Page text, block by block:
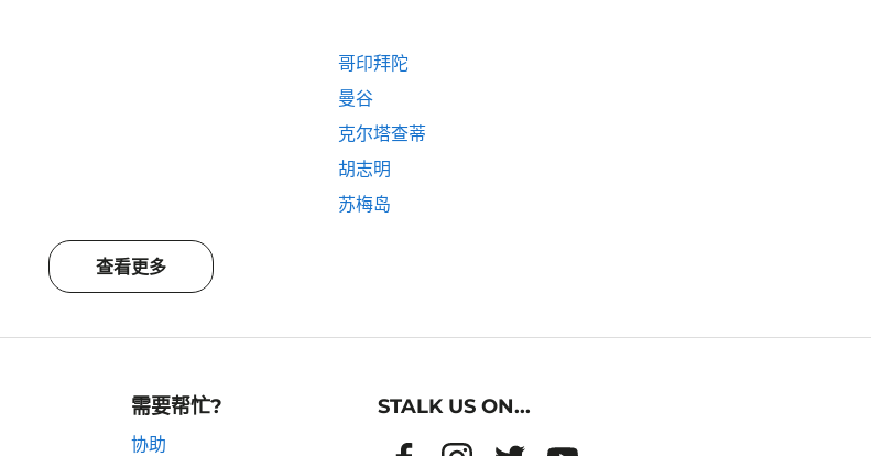
哥印拜陀
曼谷
克尔塔查蒂
胡志明
苏梅岛
查看更多
需要帮忙?
协助
STALK US ON...